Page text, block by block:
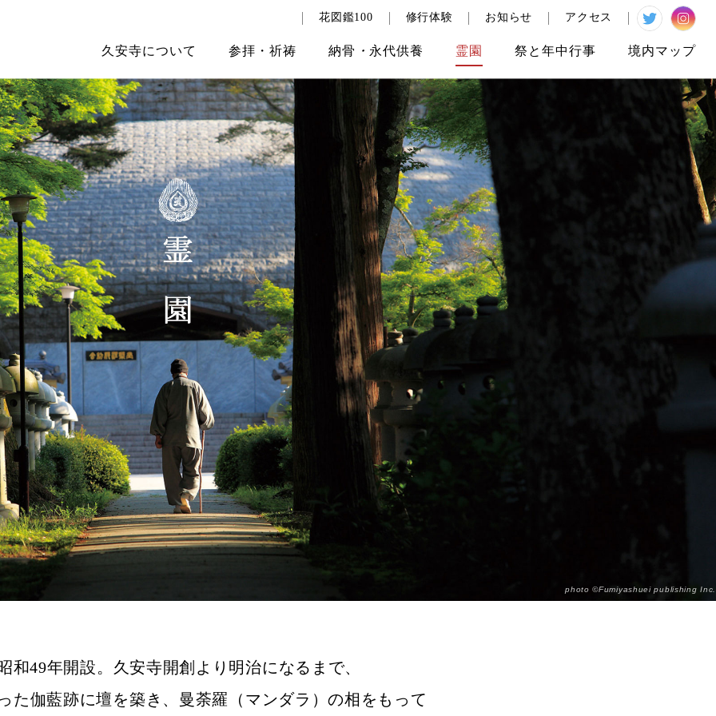
アクセス
お知らせ
修行体験
花図鑑100
久安寺について 参拝 ・ 祈祷 納骨 ・ 永代供養 霊園 祭と 年中行事 境内マップ
photo ©Fumiyashuei publishing Inc.
和49年開設。久安寺開創より明治になるまで、
た伽藍跡に壇を築き、曼荼羅（マンダラ）の相をもって